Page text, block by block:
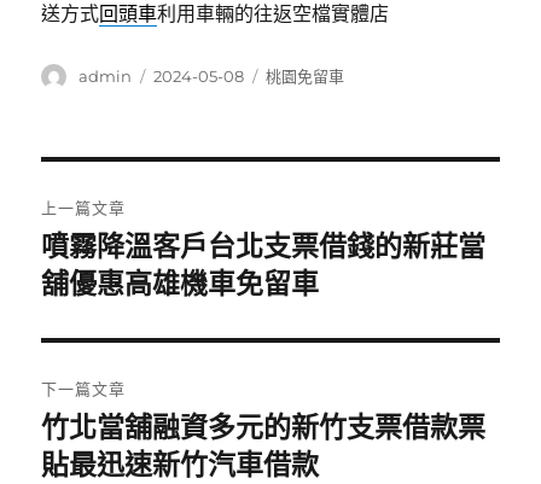
送方式回頭車利用車輛的往返空檔實體店
作
admin
發
2024-05-08
分
桃園免留車
章
導
覽
上一篇文章
上
一
文
章:
噴霧降溫客戶台北支票借錢的新莊當
舖優惠高雄機車免留車
下一篇文章
下
一
竹北當舖融資多元的新竹支票借款票
貼最迅速新竹汽車借款